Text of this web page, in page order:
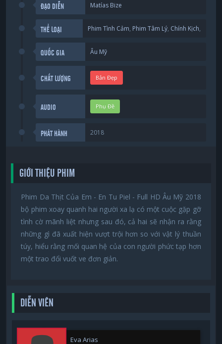
ĐẠO DIỄN Matías Bize
THỂ LOẠI Phim Tình Cảm, Phim Tâm Lý, Chính Kịch,
QUỐC GIA Âu Mỹ
CHẤT LƯỢNG Bản Đẹp
AUDIO Phụ Đề
PHÁT HÀNH 2018
GIỚI THIỆU PHIM
Phim Da Thịt Của Em - En Tu Piel - Full HD Âu Mỹ 2018
bộ phim xoay quanh hai người xa lạ có một cuộc gặp gỡ
tình cờ mãnh liệt nhưng sau đó, cả hai sẽ nhận ra rằng
những gì đã xuất hiện vượt trội hơn so với vật lý thuần
túy, hiểu rằng mối quan hệ của con người phức tạp hơn
một trao đổi vuốt ve đơn giản.
DIỄN VIÊN
Eva Arias